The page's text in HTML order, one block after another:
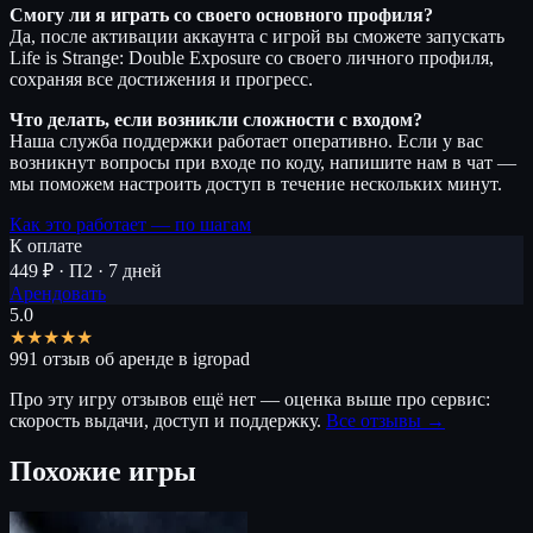
Смогу ли я играть со своего основного профиля?
Да, после активации аккаунта с игрой вы сможете запускать
Life is Strange: Double Exposure со своего личного профиля,
сохраняя все достижения и прогресс.
Что делать, если возникли сложности с входом?
Наша служба поддержки работает оперативно. Если у вас
возникнут вопросы при входе по коду, напишите нам в чат —
мы поможем настроить доступ в течение нескольких минут.
Как это работает — по шагам
К оплате
449 ₽ · П2 · 7 дней
Арендовать
5.0
★★★★★
991 отзыв об аренде в igropad
Про эту игру отзывов ещё нет — оценка выше про сервис:
скорость выдачи, доступ и поддержку. Все отзывы →
Похожие игры